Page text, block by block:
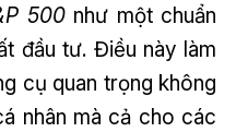
500như một chuẩn
đầu tư. Điều này làm
cụ quan trọng không
nhân mà cả cho các